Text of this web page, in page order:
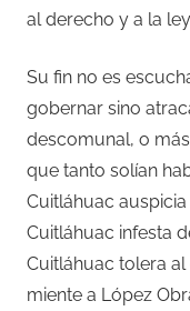
al derecho y a la
Su fin no es
gobernar sino
descomunal, o
que tanto solían
Cuitláhuac
Cuitláhuac infesta
Cuitláhuac tolera
miente a López